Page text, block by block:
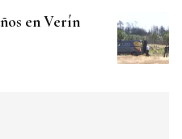
en Verín